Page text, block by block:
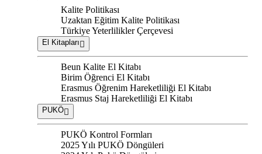
Kalite Politikası
Uzaktan Eğitim Kalite Politikası
Türkiye Yeterlilikler Çerçevesi
El Kitapları
Beun Kalite El Kitabı
Birim Öğrenci El Kitabı
Erasmus Öğrenim Hareketliliği El Kitabı
Erasmus Staj Hareketliliği El Kitabı
PUKÖ
PUKÖ Kontrol Formları
2025 Yılı PUKÖ Döngüleri